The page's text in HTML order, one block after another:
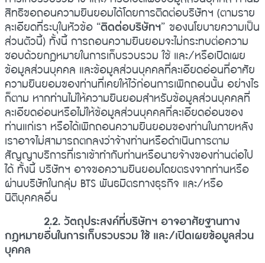
สิทธิขอถอนความยินยอมได้โดยการติดต่อบริษัทฯ (ตามราย
ละเอียดที่ระบุในหัวข้อ “ติดต่อบริษัทฯ” ของนโยบายความเป็น
ส่วนตัวนี้) ทั้งนี้ การถอนความยินยอมจะไม่กระทบต่อความ
ชอบด้วยกฎหมายในการเก็บรวบรวม ใช้ และ/หรือเปิดเผย
ข้อมูลส่วนบุคคล และข้อมูลส่วนบุคคลที่ละเอียดอ่อนที่อาศัย
ความยินยอมของท่านที่เคยให้ไว้ก่อนการเพิกถอนนั้น อย่างไร
ก็ตาม หากท่านไม่ให้ความยินยอมสำหรับข้อมูลส่วนบุคคลที่
ละเอียดอ่อนหรือไม่ให้ข้อมูลส่วนบุคคลที่ละเอียดอ่อนของ
ท่านแก่เรา หรือได้เพิกถอนความยินยอมของท่านในภายหลัง
เราอาจไม่สามารถตกลงว่าจ้างท่านหรือดำเนินการตาม
สัญญาบริการที่เราเข้าทำกับท่านหรือนายจ้างของท่านต่อไป
ได้ ทั้งนี้ บริษัทฯ อาจขอความยินยอมโดยตรงจากท่านหรือ
ผ่านบริษัทในกลุ่ม BTS พันธมิตรทางธุรกิจ และ/หรือ
นิติบุคคลอื่น
2.2. วัตถุประสงค์ที่บริษัทฯ อาจอาศัยฐานทาง
กฎหมายอื่นในการเก็บรวบรวม ใช้ และ/เปิดเผยข้อมูลส่วน
บุคคล